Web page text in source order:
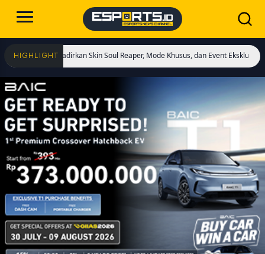
HIGHLIGHT
Hadirkan Skin Soul Reaper, Mode Khusus, dan Event Eksklusif! Cristiano